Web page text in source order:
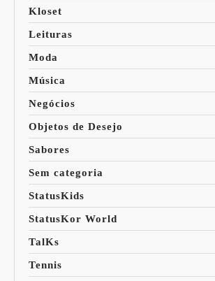
Kloset
Leituras
Moda
Música
Negócios
Objetos de Desejo
Sabores
Sem categoria
StatusKids
StatusKor World
TalKs
Tennis